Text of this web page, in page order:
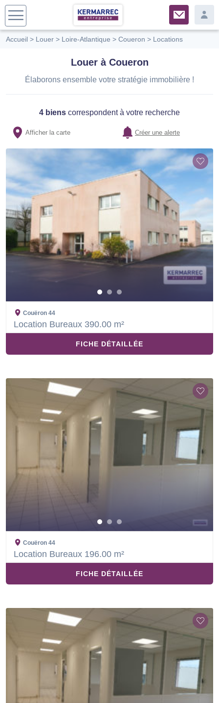
Accueil > Louer > Loire-Atlantique > Coueron > Locations
Louer à Coueron
Élaborons ensemble votre stratégie immobilière !
4 biens correspondent à votre recherche
Afficher la carte Créer une alerte
Couëron 44
Location Bureaux 390.00 m²
FICHE DÉTAILLÉE
Couëron 44
Location Bureaux 196.00 m²
FICHE DÉTAILLÉE